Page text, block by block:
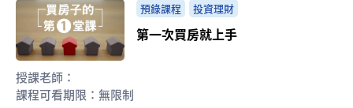
預錄課程 投資理財
第一次買房就上手
授課老師：
課程可看期限： 無限制